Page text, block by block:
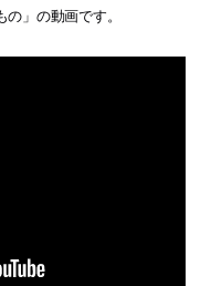
」の動画です。